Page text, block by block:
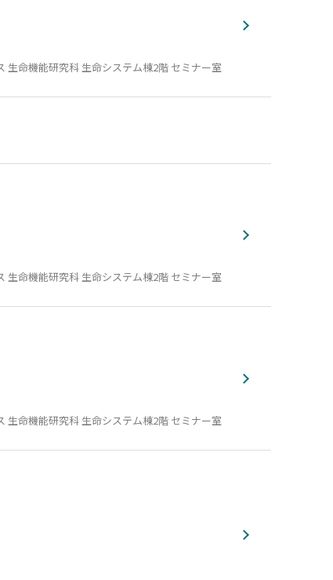
生命機能研究科 生命システム棟2階 セミナー室
生命機能研究科 生命システム棟2階 セミナー室
生命機能研究科 生命システム棟2階 セミナー室